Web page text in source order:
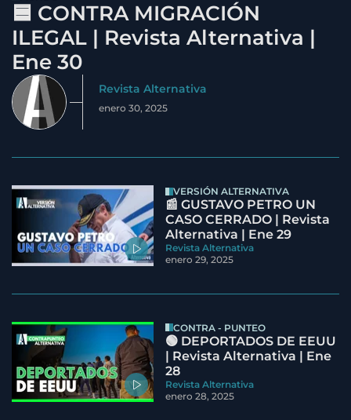
🟦 CONTRA MIGRACIÓN
ILEGAL | Revista Alternativa |
Ene 30
Revista Alternativa
enero 30, 2025
VERSIÓN ALTERNATIVA
📰 GUSTAVO PETRO UN
CASO CERRADO | Revista
Alternativa | Ene 29
Revista Alternativa
enero 29, 2025
CONTRA - PUNTEO
🟢 DEPORTADOS DE EEUU
| Revista Alternativa | Ene
28
Revista Alternativa
enero 28, 2025